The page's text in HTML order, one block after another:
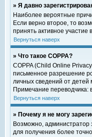
» Я давно
Наиболее вероятные
Если верно второе, то
принять активное участие
Вернуться наверх
» Что такое COPPA?
COPPA (Child Online
письменное разрешение
личных сведений от
Примечание переводчика:
Вернуться наверх
» Почему я не могу
Возможно, администратор
для получения более